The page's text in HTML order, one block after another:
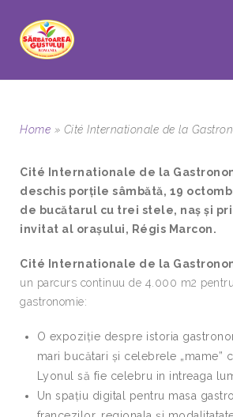
Home » Cité Internationale de la
Cité Internationale de la
deschis porțile sâmbătă, 19
de bucătarul cu trei stele, naș și
invitat al orașului, Régis Marcon.
Cité Internationale de la
un parcurs continuu de 4.000 m2
gastronomie:
O expoziție despre istoria
mari bucătari și celebrele „mame”
Lyonul să fie celebru in intreaga
Un spațiu digital pentru masa